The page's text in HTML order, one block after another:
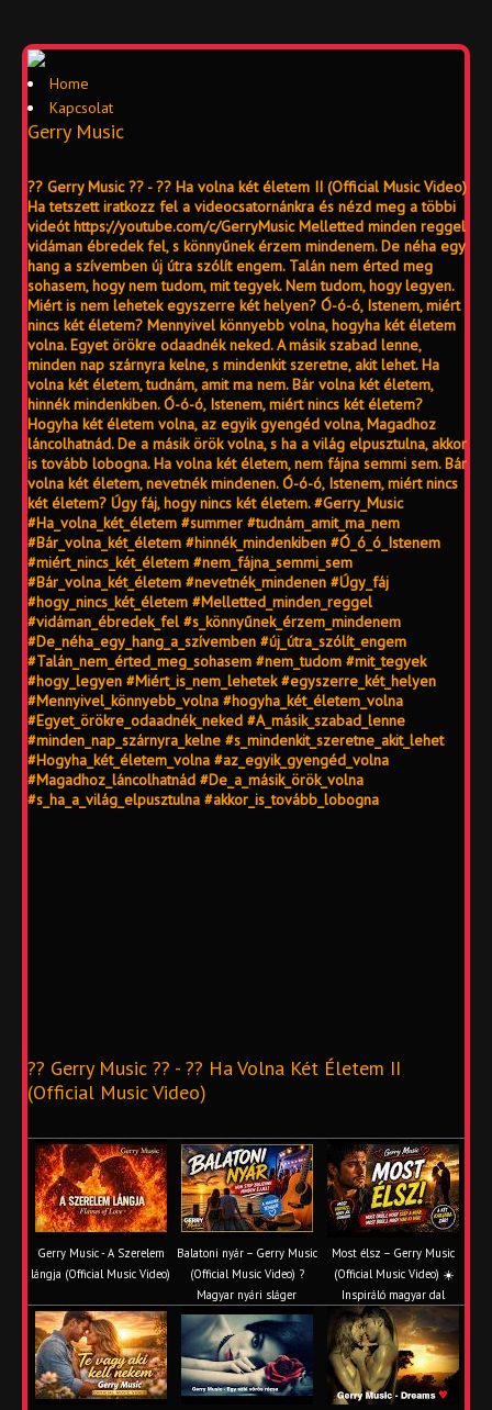
Home
Kapcsolat
Gerry Music
?? Gerry Music ?? - ?? Ha volna két életem II (Official Music Video)
Ha tetszett iratkozz fel a videocsatornánkra és nézd meg a többi
videót https://youtube.com/c/GerryMusic Melletted minden reggel
vidáman ébredek fel, s könnyűnek érzem mindenem. De néha egy
hang a szívemben új útra szólít engem. Talán nem érted meg
sohasem, hogy nem tudom, mit tegyek. Nem tudom, hogy legyen.
Miért is nem lehetek egyszerre két helyen? Ó-ó-ó, Istenem, miért
nincs két életem? Mennyivel könnyebb volna, hogyha két életem
volna. Egyet örökre odaadnék neked. A másik szabad lenne,
minden nap szárnyra kelne, s mindenkit szeretne, akit lehet. Ha
volna két életem, tudnám, amit ma nem. Bár volna két életem,
hinnék mindenkiben. Ó-ó-ó, Istenem, miért nincs két életem?
Hogyha két életem volna, az egyik gyengéd volna, Magadhoz
láncolhatnád. De a másik örök volna, s ha a világ elpusztulna, akkor
is tovább lobogna. Ha volna két életem, nem fájna semmi sem. Bár
volna két életem, nevetnék mindenen. Ó-ó-ó, Istenem, miért nincs
két életem? Úgy fáj, hogy nincs két életem. #Gerry_Music
#Ha_volna_két_életem #summer #tudnám_amit_ma_nem
#Bár_volna_két_életem #hinnék_mindenkiben #Ó_ó_ó_Istenem
#miért_nincs_két_életem #nem_fájna_semmi_sem
#Bár_volna_két_életem #nevetnék_mindenen #Úgy_fáj
#hogy_nincs_két_életem #Melletted_minden_reggel
#vidáman_ébredek_fel #s_könnyűnek_érzem_mindenem
#De_néha_egy_hang_a_szívemben #új_útra_szólít_engem
#Talán_nem_érted_meg_sohasem #nem_tudom #mit_tegyek
#hogy_legyen #Miért_is_nem_lehetek #egyszerre_két_helyen
#Mennyivel_könnyebb_volna #hogyha_két_életem_volna
#Egyet_örökre_odaadnék_neked #A_másik_szabad_lenne
#minden_nap_szárnyra_kelne #s_mindenkit_szeretne_akit_lehet
#Hogyha_két_életem_volna #az_egyik_gyengéd_volna
#Magadhoz_láncolhatnád #De_a_másik_örök_volna
#s_ha_a_világ_elpusztulna #akkor_is_tovább_lobogna
?? Gerry Music ?? - ?? Ha Volna Két Életem II
(Official Music Video)
Gerry Music - A Szerelem
lángja (Official Music Video)
Balatoni nyár – Gerry Music
(Official Music Video) ?
Magyar nyári sláger
Most élsz – Gerry Music
(Official Music Video) ☀️
Inspiráló magyar dal